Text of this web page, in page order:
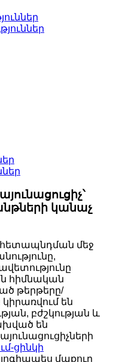
կանաչ
հետապնդման մեջ
հիմնական
թերթերը/
են
բժշկության և
են
ցինկի
մաքուր